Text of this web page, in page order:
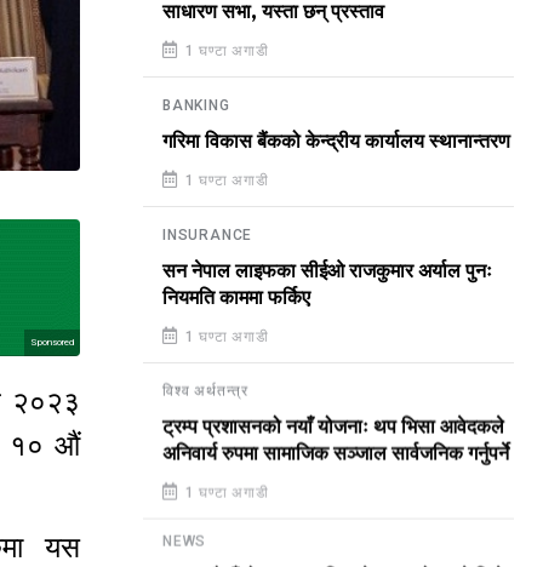
Sponsored
२०२३
१० औं
यस
साधारण सभा, यस्ता छन् प्रस्ताव
1 घण्टा अगाडी
BANKING
गरिमा विकास बैंकको केन्द्रीय कार्यालय स्थानान्तरण
1 घण्टा अगाडी
INSURANCE
सन नेपाल लाइफका सीईओ राजकुमार अर्याल पुनः
नियमति काममा फर्किए
1 घण्टा अगाडी
विश्व अर्थतन्त्र
ट्रम्प प्रशासनको नयाँ योजनाः थप भिसा आवेदकले
अनिवार्य रुपमा सामाजिक सञ्जाल सार्वजनिक गर्नुपर्ने
1 घण्टा अगाडी
NEWS